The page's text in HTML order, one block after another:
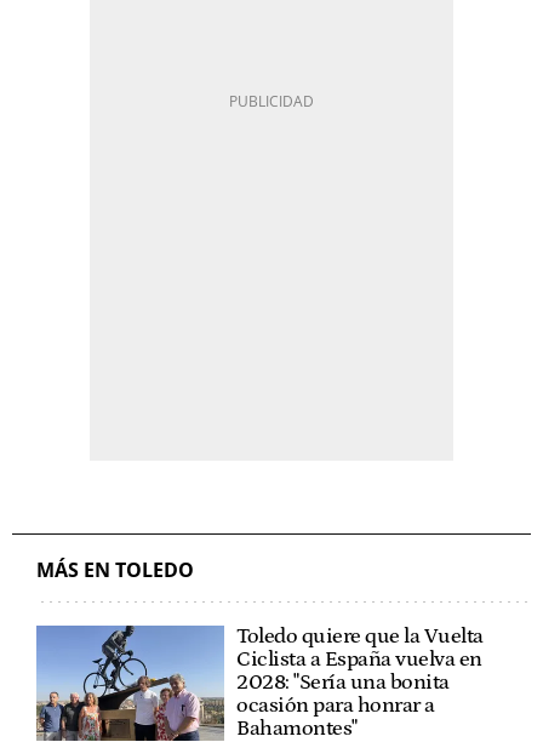
MÁS EN TOLEDO
Toledo quiere que la Vuelta
Ciclista a España vuelva en
2028: "Sería una bonita
ocasión para honrar a
Bahamontes"